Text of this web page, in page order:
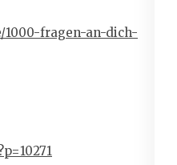
1000-fragen-an-dich-
10271